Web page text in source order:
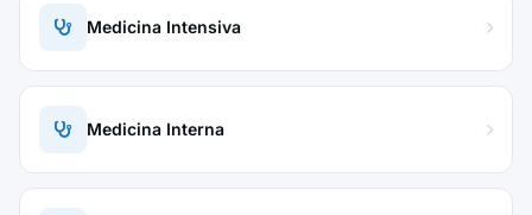
Medicina Intensiva
Medicina Interna